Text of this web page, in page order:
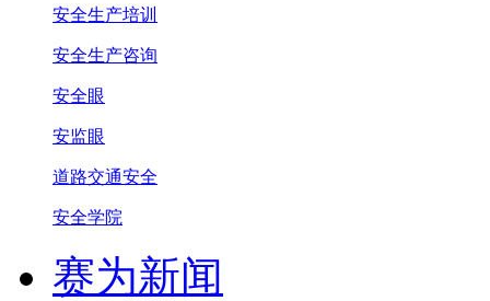
安全生产培训
安全生产咨询
安全眼
安监眼
道路交通安全
安全学院
赛为新闻